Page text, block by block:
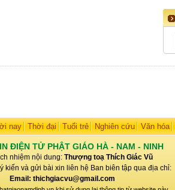
nay Thời đại Tuổi trẻ Nghiên cứu Văn hóa
ĐIỆN TỬ PHẬT GIÁO HÀ - NAM - NINH
nhiệm nội dung: Thượng toạ Thích Giác Vũ
kiến và gửi bài xin liên hệ Ban biên tập qua địa chỉ:
Email: thichgiacvu@gmail.com